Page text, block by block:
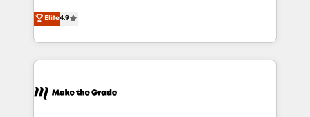
the rare Advanced "Custom Integrations"
Accreditation, securely sync data across... 🔄 any
new HubSpot portal with Advanced Website and
CRM Migrations using our in-house "HubScrub" Tool.
businesses. We go beyond implementation, shaping
the strategy, processes, and teams that turn
HubSpot into a genuine growth engine. Named
HubSpot's Global Partner of the Year in 2024,
worldwide, and with over 15 years in the ecosystem,
Elite4.9